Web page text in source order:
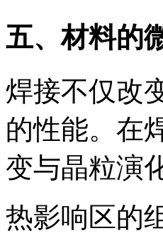
五、材料的
焊接不仅改
的性能。在
变与晶粒演
热影响区的